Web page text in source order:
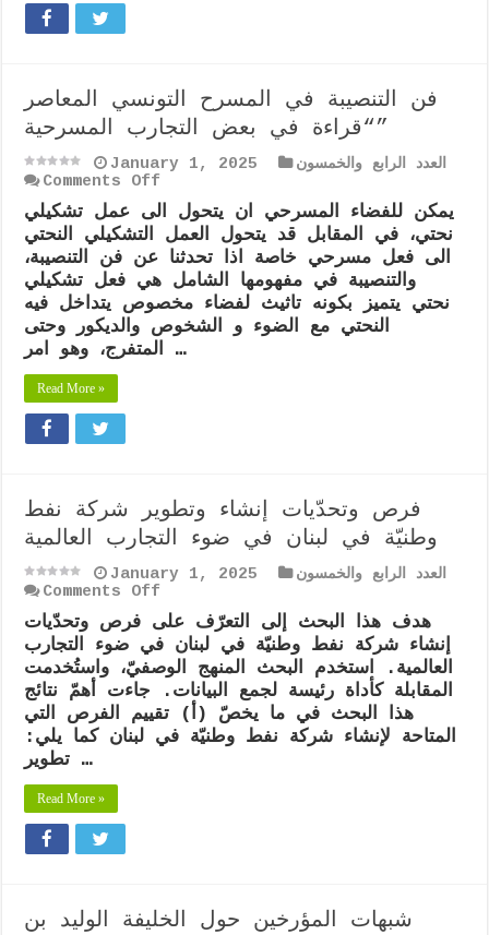
فن التنصيبة في المسرح التونسي المعاصر
“قراءة في بعض التجارب المسرحية”
January 1, 2025
العدد الرابع والخمسون
Comments Off
فن
التنصيبة
في
المسرح
التونسي
المعاصر
“قراءة
في
يمكن للفضاء المسرحي ان يتحول الى عمل تشكيلي
نحتي، في المقابل قد يتحول العمل التشكيلي النحتي
الى فعل مسرحي خاصة اذا تحدثنا عن فن التنصيبة،
والتنصيبة في مفهومها الشامل هي فعل تشكيلي
نحتي يتميز بكونه تاثيث لفضاء مخصوص يتداخل فيه
النحتي مع الضوء و الشخوص والديكور وحتى
المتفرج، وهو امر …
Read More »
فرص وتحدّيات إنشاء وتطوير شركة نفط
وطنيّة في لبنان في ضوء التجارب العالمية
January 1, 2025
العدد الرابع والخمسون
Comments Off
فرص
وتحدّيات
إنشاء
وتطوير
شركة
نفط
وطنيّة
في
هدف هذا البحث إلى التعرّف على فرص وتحدّيات
إنشاء شركة نفط وطنيّة في لبنان في ضوء التجارب
العالمية. استخدم البحث المنهج الوصفيّ، واستُخدمت
المقابلة كأداة رئيسة لجمع البيانات. جاءت أهمّ نتائج
هذا البحث في ما يخصّ (أ) تقييم الفرص التي
المتاحة لإنشاء شركة نفط وطنيّة في لبنان كما يلي:
تطوير …
Read More »
شبهات المؤرخين حول الخليفة الوليد بن